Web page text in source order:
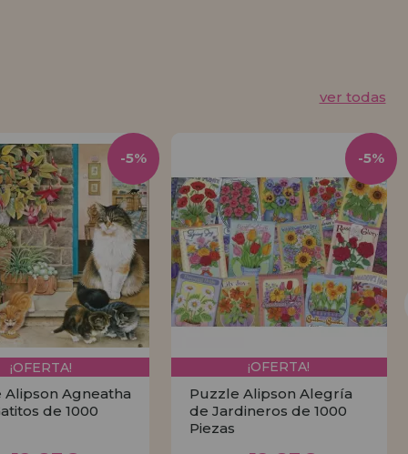
ver todas
¡OFERTA!
Alipson Agneatha
de 1000
-5%
¡OFERTA!
Puzzle Alipson Alegría
de Jardineros de 1000
Piezas
-5%